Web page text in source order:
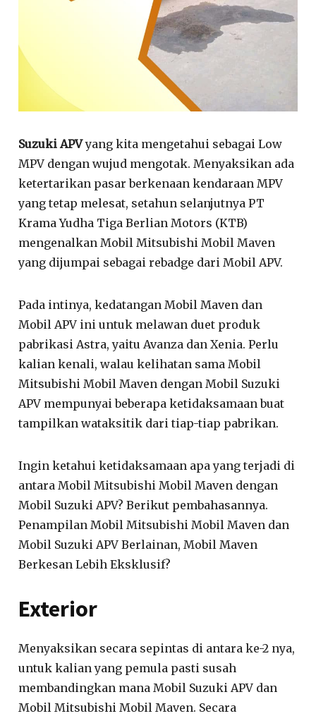
Suzuki APVyang kita mengetahui sebagai Low
MPV dengan wujud mengotak. Menyaksikan ada
ketertarikan pasar berkenaan kendaraan MPV
yang tetap melesat, setahun selanjutnya PT
Krama Yudha Tiga Berlian Motors (KTB)
mengenalkan Mobil Mitsubishi Mobil Maven
yang dijumpai sebagai rebadge dari Mobil APV.
Pada intinya, kedatangan Mobil Maven dan
Mobil APV ini untuk melawan duet produk
pabrikasi Astra, yaitu Avanza dan Xenia. Perlu
kalian kenali, walau kelihatan sama Mobil
Mitsubishi Mobil Maven dengan Mobil Suzuki
APV mempunyai beberapa ketidaksamaan buat
tampilkan wataksitik dari tiap-tiap pabrikan.
Ingin ketahui ketidaksamaan apa yang terjadi di
antara Mobil Mitsubishi Mobil Maven dengan
Mobil Suzuki APV? Berikut pembahasannya.
Penampilan Mobil Mitsubishi Mobil Maven dan
Mobil Suzuki APV Berlainan, Mobil Maven
Berkesan Lebih Eksklusif?
Exterior
Menyaksikan secara sepintas di antara ke-2 nya,
untuk kalian yang pemula pasti susah
membandingkan mana Mobil Suzuki APV dan
Mobil Mitsubishi Mobil Maven. Secara